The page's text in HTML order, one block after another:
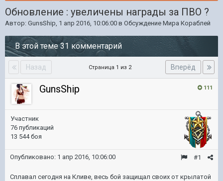
Обновление : увеличены награды за ПВО ?
Автор: GunsShip, 1 апр 2016, 10:06:00 в Обсуждение Мира Кораблей
В этой теме 31 комментарий
Назад Вперёд
Страница 1 из 2
111
GunsShip
Участник
76 публикаций
13 544 боя
#1
Опубликовано: 1 апр 2016, 10:06:00
Сплавал сегодня на Кливе, весь бой защищал своих от крылатой